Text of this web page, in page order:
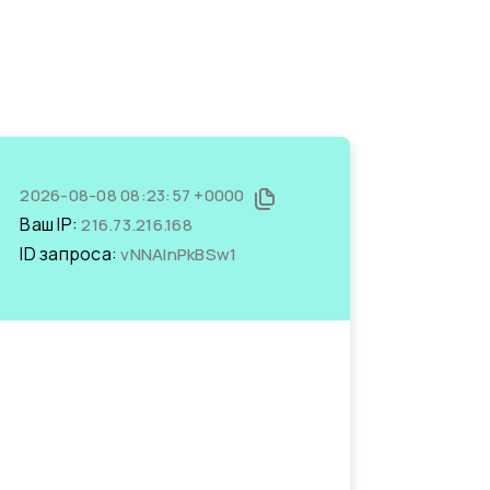
2026-08-08 08:23:57 +0000
Ваш IP:216.73.216.168
ID запроса:vNNAlnPkBSw1